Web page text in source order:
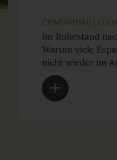
COMUNIDAD |
Im Ruhestand
Warum viele
nicht wieder im